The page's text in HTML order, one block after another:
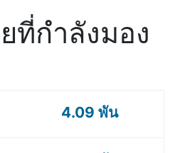
ที่กำลังมอง
4.09 พัน